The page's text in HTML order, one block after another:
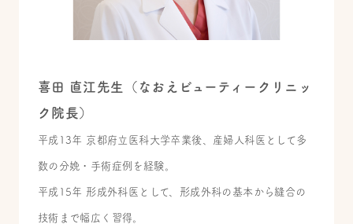
喜田 直江先生（なおえビューティークリニッ
ク院長）
平成13年 京都府立医科大学卒業後、産婦人科医として多
数の分娩・手術症例を経験。
平成15年 形成外科医として、形成外科の基本から縫合の
技術まで幅広く習得。